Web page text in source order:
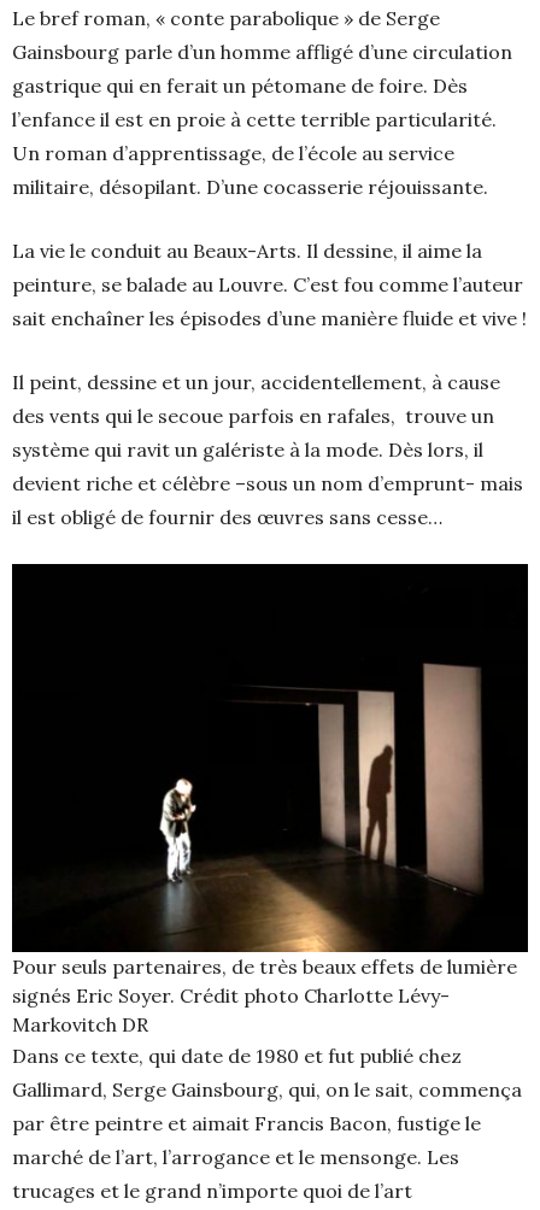
Le bref roman, « conte parabolique » de Serge
Gainsbourg parle d’un homme affligé d’une circulation
gastrique qui en ferait un pétomane de foire. Dès
l’enfance il est en proie à cette terrible particularité.
Un roman d’apprentissage, de l’école au service
militaire, désopilant. D’une cocasserie réjouissante.
La vie le conduit au Beaux-Arts. Il dessine, il aime la
peinture, se balade au Louvre. C’est fou comme l’auteur
sait enchaîner les épisodes d’une manière fluide et vive !
Il peint, dessine et un jour, accidentellement, à cause
des vents qui le secoue parfois en rafales, trouve un
système qui ravit un galériste à la mode. Dès lors, il
devient riche et célèbre –sous un nom d’emprunt- mais
il est obligé de fournir des œuvres sans cesse…
Pour seuls partenaires, de très beaux effets de lumière
signés Eric Soyer. Crédit photo Charlotte Lévy-
Markovitch DR
Dans ce texte, qui date de 1980 et fut publié chez
Gallimard, Serge Gainsbourg, qui, on le sait, commença
par être peintre et aimait Francis Bacon, fustige le
marché de l’art, l’arrogance et le mensonge. Les
trucages et le grand n’importe quoi de l’art